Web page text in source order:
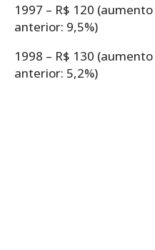
1997 – R$ 120
anterior: 9,5%)
1998 – R$ 130
anterior: 5,2%)